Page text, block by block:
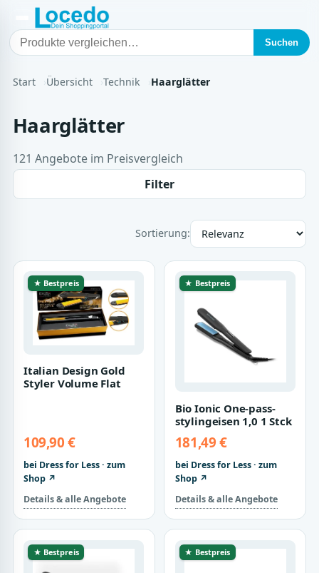
Suchen
Start Übersicht Technik Haarglätter
Haarglätter
121 Angebote im Preisvergleich
Filter
Sortierung:
★ Bestpreis
Italian Design Gold
Styler Volume Flat
109,90 €
bei Dress for Less · zum
Shop ↗
Details & alle Angebote
★ Bestpreis
Bio Ionic One-pass-
stylingeisen 1,0 1 Stck
181,49 €
bei Dress for Less · zum
Shop ↗
Details & alle Angebote
★ Bestpreis ★ Bestpreis